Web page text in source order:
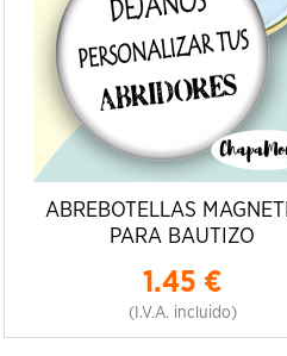
ABREBOTELLAS
PARA BAUTIZO
1.45 €
(I.V.A. incluido)